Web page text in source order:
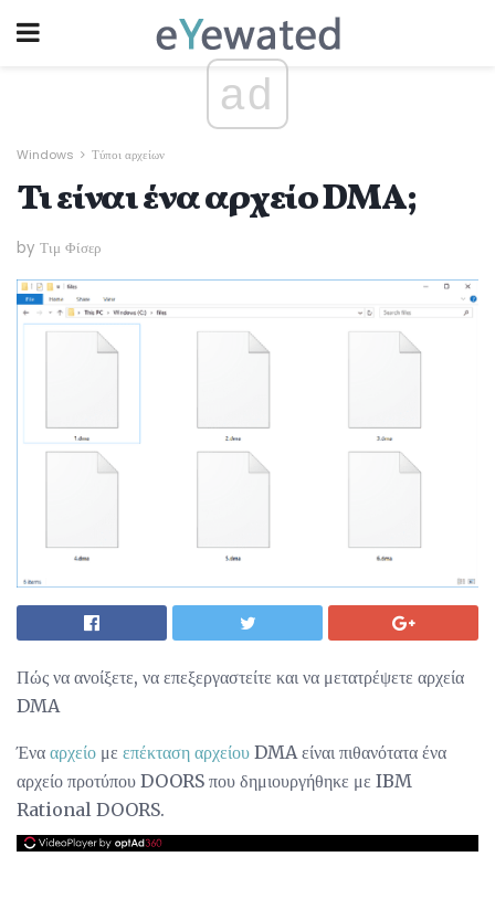
ad
Windows Τύποι αρχείων
Τι είναι ένα αρχείο DMA;
by Τιμ Φίσερ
Πώς να ανοίξετε, να επεξεργαστείτε και να μετατρέψετε αρχεία
DMA
Ένα αρχείο με επέκταση αρχείου DMA είναι πιθανότατα ένα
αρχείο προτύπου DOORS που δημιουργήθηκε με IBM
Rational DOORS.